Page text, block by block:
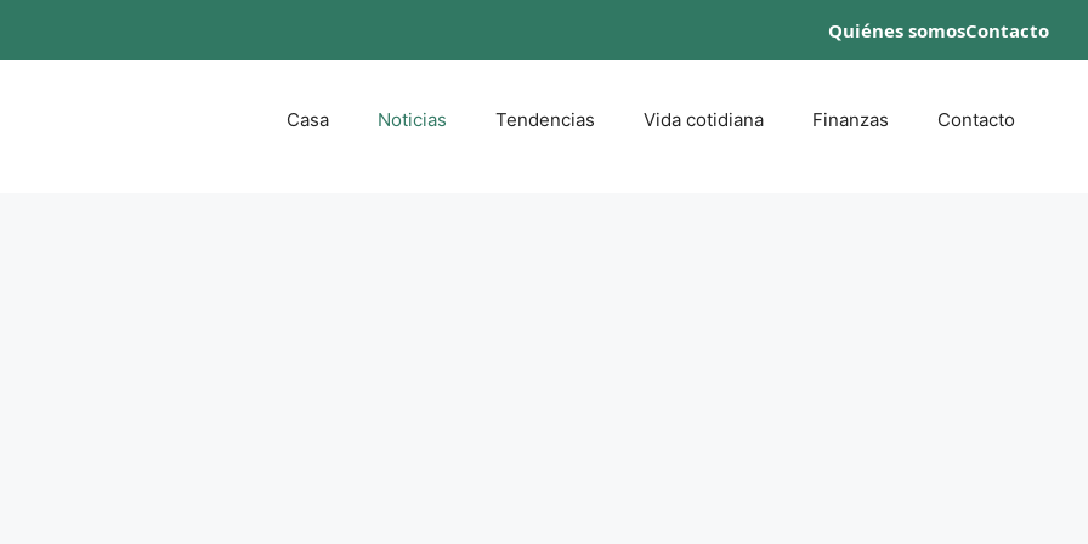
Quiénes somosContacto
Casa Noticias Tendencias Vida cotidiana Finanzas Contacto